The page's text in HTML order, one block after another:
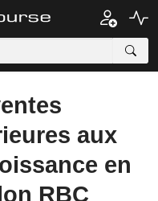
aux
en
RBC